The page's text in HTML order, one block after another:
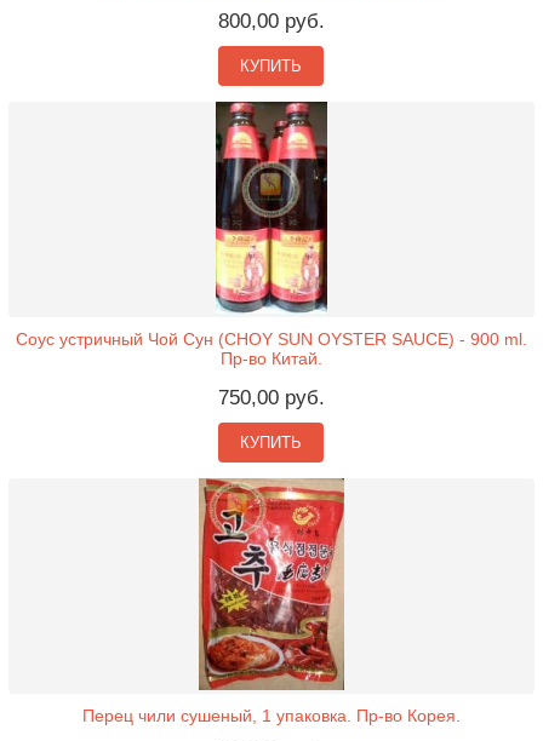
800,00 руб.
КУПИТЬ
Соус устричный Чой Сун (CHOY SUN OYSTER SAUCE) - 900 ml.
Пр-во Китай.
750,00 руб.
КУПИТЬ
Перец чили сушеный, 1 упаковка. Пр-во Корея.